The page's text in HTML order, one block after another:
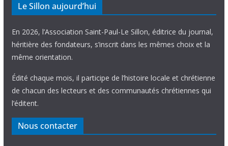
Le Sillon aujourd’hui
En 2026, l’Association Saint-Paul-Le Sillon, éditrice du journal,
héritière des fondateurs, s’inscrit dans les mêmes choix et la
même orientation.
Édité chaque mois, il participe de l’histoire locale et chrétienne
de chacun des lecteurs et des communautés chrétiennes qui
l’éditent.
Nous contacter